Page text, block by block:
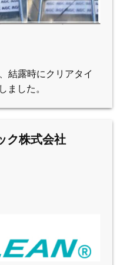
結露時にクリアタイ
ました。
ク株式会社